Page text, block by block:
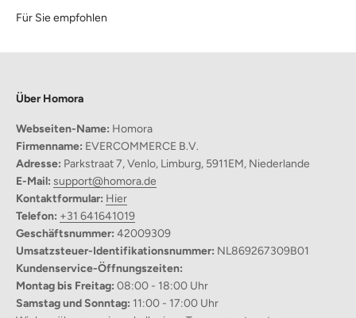
Warum diese Teppich die beste Wahl ist?
Unübertroffener Komfort:
Erleben Sie die Weichheit des 800g/㎡ Stoffes, der Sie in Wärme
hüllt, ohne zu schwer zu sein.
Vielseitiges Design:
Die einfarbige und runde Form macht sie zu einer stilvollen Wahl
für jeden Raum und verbessert mühelos Ihre Einrichtung.
Für Sie empfohlen
Über Homora
Webseiten-Name: Homora
Firmenname: EVERCOMMERCE B.V.
Adresse: Parkstraat 7, Venlo, Limburg, 5911EM, Niederlande
E-Mail: support@homora.de
Kontaktformular: Hier
Telefon: +31 641641019
Geschäftsnummer: 42009309
Umsatzsteuer-Identifikationsnummer: NL869267309B01
Kundenservice-Öffnungszeiten:
Montag bis Freitag: 08:00 - 18:00 Uhr
Samstag und Sonntag: 11:00 - 17:00 Uhr